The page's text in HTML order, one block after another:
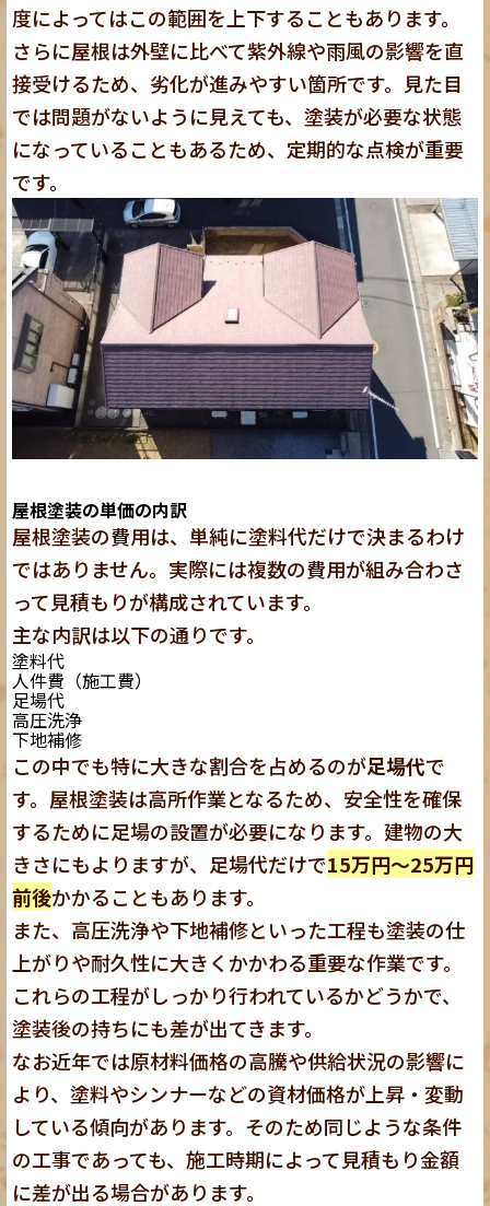
度によってはこの範囲を上下することもあります。
さらに屋根は外壁に比べて紫外線や雨風の影響を直
接受けるため、劣化が進みやすい箇所です。見た目
では問題がないように見えても、塗装が必要な状態
になっていることもあるため、定期的な点検が重要
です。
屋根塗装の単価の内訳
屋根塗装の費用は、単純に塗料代だけで決まるわけ
ではありません。実際には複数の費用が組み合わさ
って見積もりが構成されています。
主な内訳は以下の通りです。
塗料代
人件費（施工費）
足場代
高圧洗浄
下地補修
この中でも特に大きな割合を占めるのが足場代で
す。屋根塗装は高所作業となるため、安全性を確保
するために足場の設置が必要になります。建物の大
きさにもよりますが、足場代だけで15万円～25万円
前後かかることもあります。
また、高圧洗浄や下地補修といった工程も塗装の仕
上がりや耐久性に大きくかかわる重要な作業です。
これらの工程がしっかり行われているかどうかで、
塗装後の持ちにも差が出てきます。
なお近年では原材料価格の高騰や供給状況の影響に
より、塗料やシンナーなどの資材価格が上昇・変動
している傾向があります。そのため同じような条件
の工事であっても、施工時期によって見積もり金額
に差が出る場合があります。